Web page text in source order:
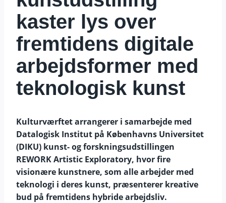
kaster lys over
fremtidens digitale
arbejdsformer med
teknologisk kunst
Kulturværftet arrangerer i samarbejde med
Datalogisk Institut på Københavns Universitet
(DIKU) kunst- og forskningsudstillingen
REWORK Artistic Exploratory, hvor fire
visionære kunstnere, som alle arbejder med
teknologi i deres kunst, præsenterer kreative
bud på fremtidens hybride arbejdsliv.